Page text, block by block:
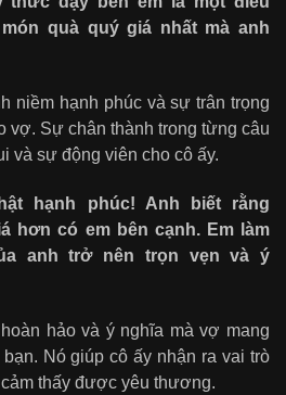
quà quý giá nhất mà anh
niềm hạnh phúc và sự trân trọng
vợ. Sự chân thành trong từng câu
và sự động viên cho cô ấy.
hạnh phúc! Anh biết rằng
hơn có em bên cạnh. Em làm
anh trở nên trọn vẹn và ý
hảo và ý nghĩa mà vợ mang
Nó giúp cô ấy nhận ra vai trò
thấy được yêu thương.